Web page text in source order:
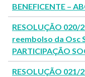
BENEFICENTE –
RESOLUÇÃO
reembolso da Osc
PARTICIPAÇÃO
RESOLUÇÃO